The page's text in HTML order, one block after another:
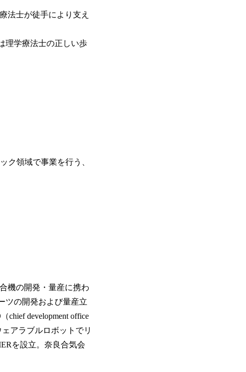
法士が徒手により支え
理学療法士の正しい歩
ク領域で事業を行う、
機の開発・量産に携わ
ツの開発および量産立
development office
アラブルロボットでリ
を設立。奈良合気会